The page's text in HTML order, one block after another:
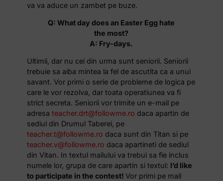
va va aduce un zambet pe buze.
Q: What day does an Easter Egg hate
the most?
A: Fry-days.
Ultimii, dar nu cei din urma sunt seniorii. Seniorii
trebuie sa aiba mintea la fel de ascutita ca a unui
savant. Vor primi o serie de probleme de logica pe
care le vor rezolva, dar toata operatiunea va fi
strict secreta. Seniorii vor trimite un e-mail pe
adresateacher.drt@followme.ro daca apartin de
sediul din Drumul Taberei, pe
teacher.t@followme.ro daca sunt din Titan si pe
teacher.v@followme.ro daca apartineti de sediul
din Vitan. In textul mailului va trebui sa fie inclus
numele lor, grupa de care apartin si textul: I’d like
to participate in the contest! Vor primi pe mail